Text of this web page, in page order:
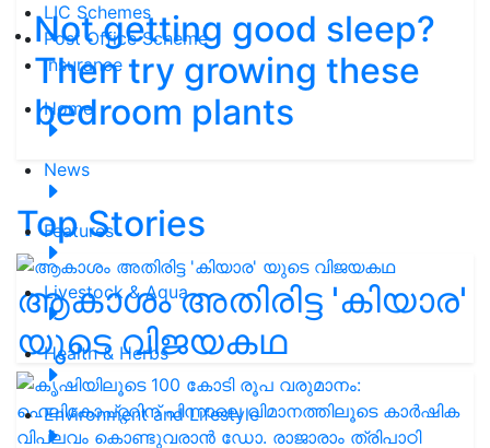
LIC Schemes
Post Office Scheme
Insurance
Home
News
Features
Livestock & Aqua
Health & Herbs
Environment and Lifestyle
Not getting good sleep?
Then try growing these
bedroom plants
Top Stories
ആകാശം അതിരിട്ട 'കിയാര'
യുടെ വിജയകഥ